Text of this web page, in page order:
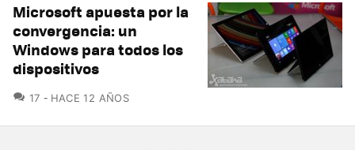
Microsoft apuesta por la
convergencia: un
Windows para todos los
dispositivos
17 COMENTARIOS
HACE 12 AÑOS